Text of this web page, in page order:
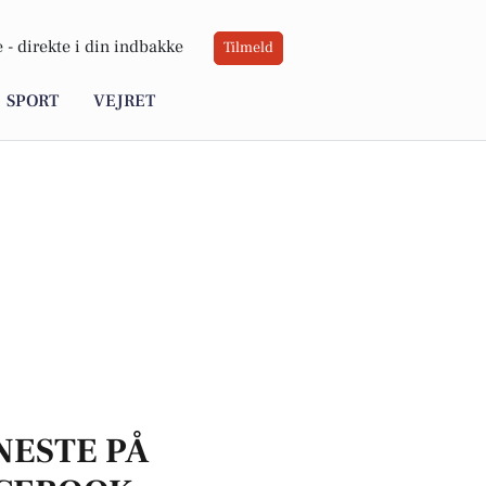
- direkte i din indbakke Tilmeld
SPORT VEJRET
PÅ